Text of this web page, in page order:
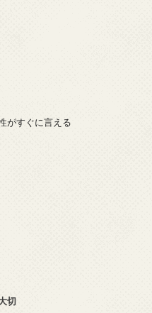
がすぐに言える
切